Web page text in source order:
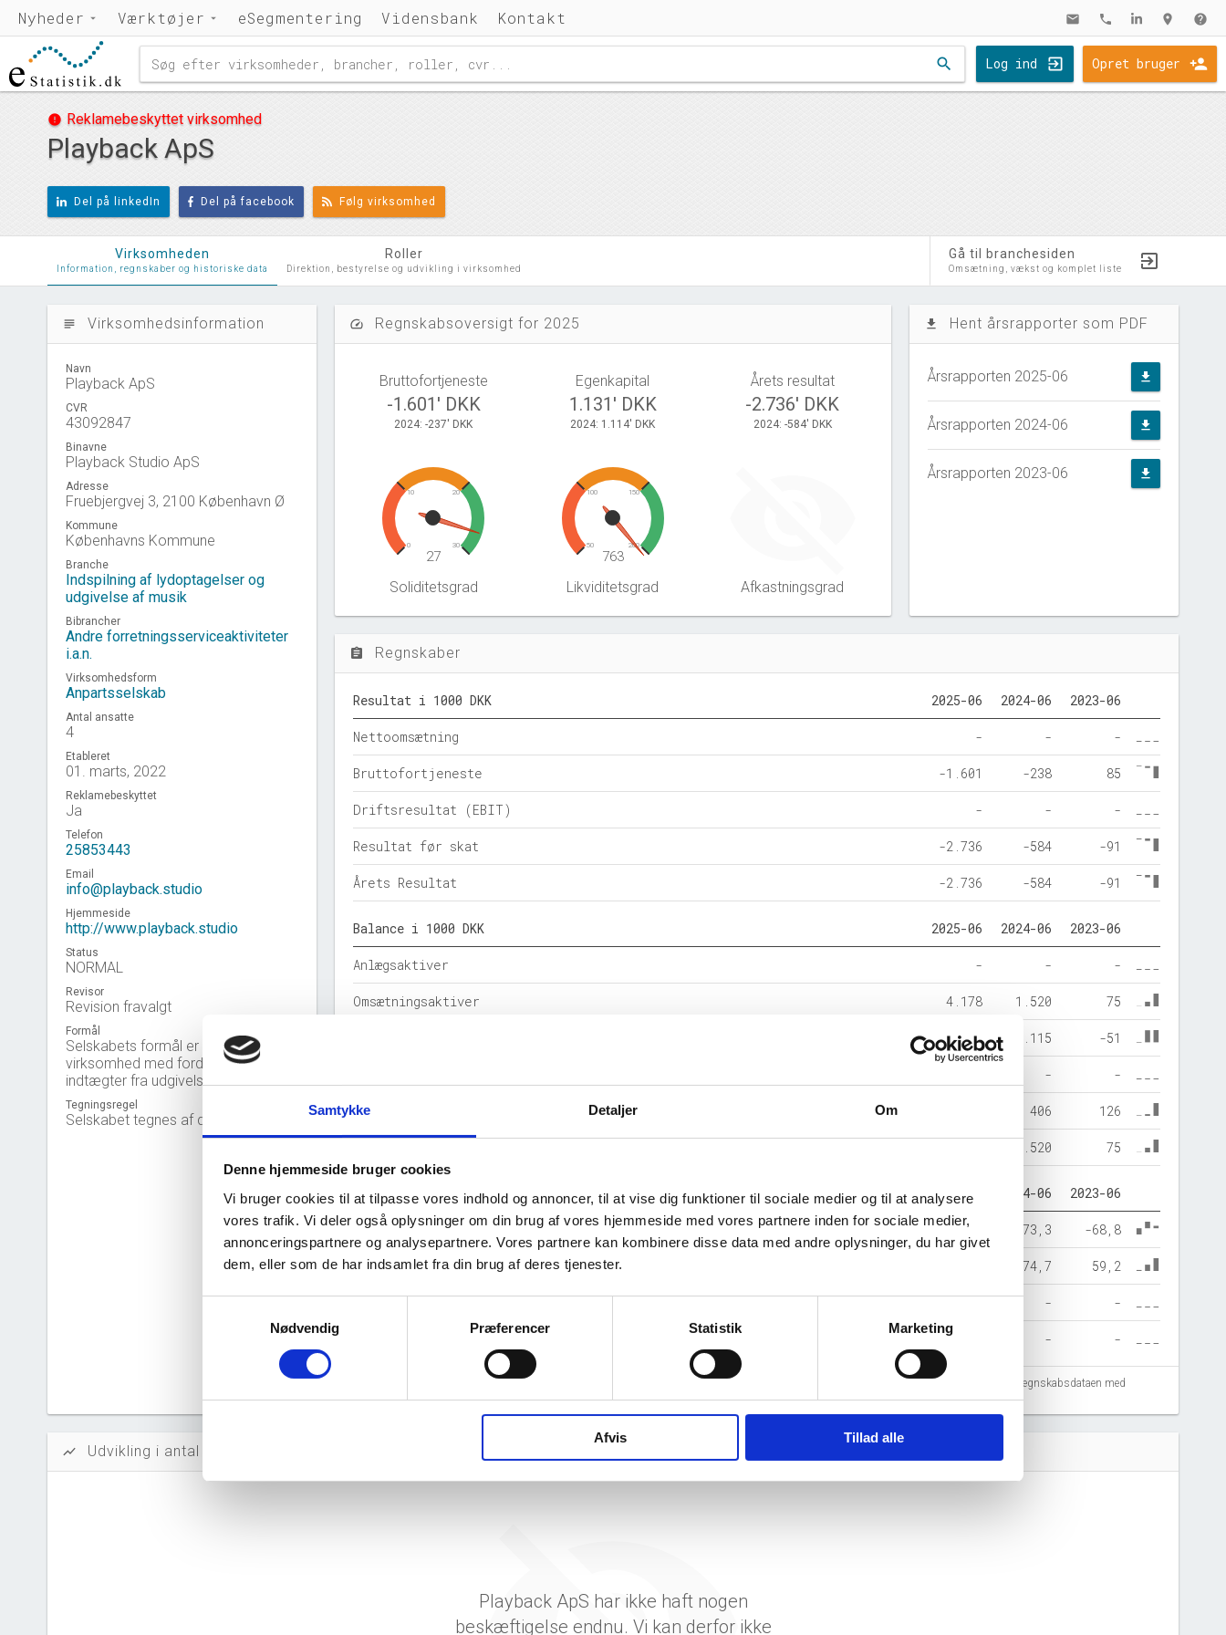
Samtykke Detaljer Om
Denne hjemmeside bruger cookies
Vi bruger cookies til at tilpasse vores indhold og annoncer, til at vise dig funktioner til sociale medier og til at analysere
vores trafik. Vi deler også oplysninger om din brug af vores hjemmeside med vores partnere inden for sociale medier,
annonceringspartnere og analysepartnere. Vores partnere kan kombinere disse data med andre oplysninger, du har givet
dem, eller som de har indsamlet fra din brug af deres tjenester.
Nødvendig
Præferencer Statistik Marketing
Afvis Tillad alle
Nyheder Værktøjer eSegmentering Vidensbank Kontakt mail phone location_on help
search Log ind Opret bruger
error Reklamebeskyttet virksomhed
Playback ApS
Del på linkedIn Del på facebook Følg virksomhed
Virksomheden
Information, regnskaber og historiske data
Roller
Direktion, bestyrelse og udvikling i virksomhed
Gå til branchesiden
Omsætning, vækst og komplet liste
subject Virksomhedsinformation
Navn
Playback ApS
CVR
43092847
Binavne
Playback Studio ApS
Adresse
Fruebjergvej 3, 2100 København Ø
Kommune
Københavns Kommune
Branche
Indspilning af lydoptagelser og
udgivelse af musik
Bibrancher
Andre forretningsserviceaktiviteter
i.a.n.
Virksomhedsform
Anpartsselskab
Antal ansatte
4
Etableret
01. marts, 2022
Reklamebeskyttet
Ja
Telefon
25853443
Email
info@playback.studio
Hjemmeside
http://www.playback.studio
Status
NORMAL
Revisor
Revision fravalgt
Formål
Selskabets formål er at drive
virksomhed med fordeling af
indtægter fra udgivelse af musik.
Tegningsregel
Selskabet tegnes af direktøren.
speed Regnskabsoversigt for 2025
Bruttofortjeneste
-1.601' DKK
2024: -237' DKK
Egenkapital
1.131' DKK
2024: 1.114' DKK
Årets resultat
-2.736' DKK
2024: -584' DKK
0
10 20
30
27
Soliditetsgrad
50
100 150
200
763
Likviditetsgrad Afkastningsgrad
file_download Hent årsrapporter som PDF
Årsrapporten 2025-06 file_download
Årsrapporten 2024-06 file_download
Årsrapporten 2023-06 file_download
assignment Regnskaber
Resultat i 1000 DKK 2025-06 2024-06 2023-06
Nettoomsætning - - -
Bruttofortjeneste -1.601 -238 85
Driftsresultat (EBIT) - - -
Resultat før skat -2.736 -584 -91
Årets Resultat -2.736 -584 -91
Balance i 1000 DKK 2025-06 2024-06 2023-06
Anlægsaktiver - - -
Omsætningsaktiver 4.178 1.520 75
1.131 1.115 -51
- -
Gældsforpligtelser 406 126
1.520 75
Nøgletal i % 2025-06 2024-06 2023-06
Soliditetsgrad 27,1 73,3 -68,8
Likviditetsgrad 374,7 59,2
Afkastningsgrad - - -
- -
Tal fra erhvervsstyrelsens regnskabs-API. eStatistik henviser til Erhvervsstyrelsen ved eventuelle fejlregistreringer. Vi anbefaler at krydstjekke regnskabsdataen med
årsrapporterne i PDF.
show_chart Udvikling i antal ansatte
Playback ApS har ikke haft nogen
beskæftigelse endnu. Vi kan derfor ikke